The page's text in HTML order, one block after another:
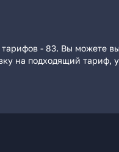
- 83. Вы можете
на подходящий тариф,